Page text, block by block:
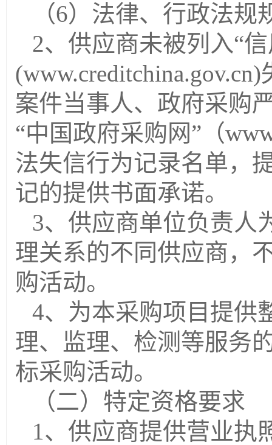
（6）法律、行政法规
2、供应商未被列入“
案件当事人、政府采购
“中国政府采购网”（
法失信行为记录名单，
记的提供书面承诺。
3、供应商单位负责人
理关系的不同供应商，
购活动。
4、 为本采购项目提供
理、监理、检测等服务
标采购活动。
（二）特定资格要求
1、供应商提供营业执